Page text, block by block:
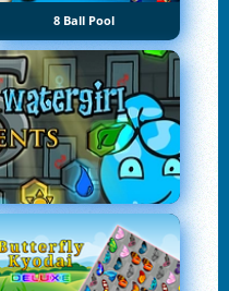
8 Ball Pool